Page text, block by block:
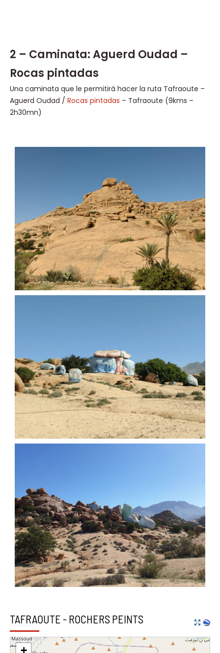
2 – Caminata: Aguerd Oudad –
Rocas pintadas
Una caminata que le permitirá hacer la ruta Tafraoute –
Aguerd Oudad / Rocas pintadas – Tafraoute (9kms –
2h30mn)
TAFRAOUTE - ROCHERS PEINTS
+